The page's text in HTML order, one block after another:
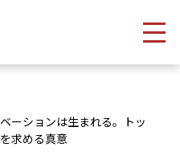
メ
ーションは生まれる。トッ
求める真意